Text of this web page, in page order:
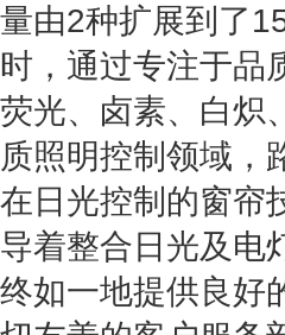
量由2种扩展到了
时，通过专注于品
荧光、卤素、白炽
质照明控制领域，
在日光控制的窗帘
导着整合日光及电
终如一地提供良好